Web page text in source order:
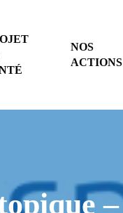
NOS
ACTIONS
–